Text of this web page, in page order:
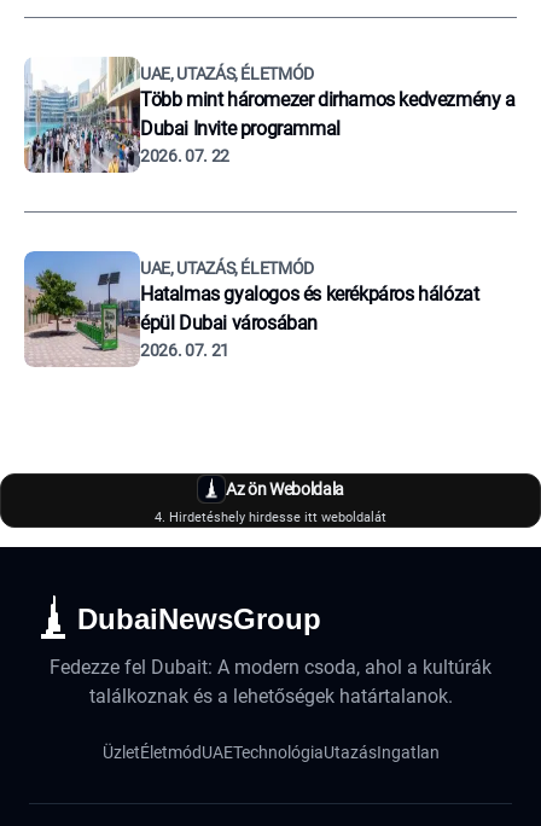
UAE, UTAZÁS, ÉLETMÓD
Több mint háromezer dirhamos kedvezmény a
Dubai Invite programmal
2026. 07. 22
UAE, UTAZÁS, ÉLETMÓD
Hatalmas gyalogos és kerékpáros hálózat
épül Dubai városában
2026. 07. 21
Az ön Weboldala
4. Hirdetéshely hirdesse itt weboldalát
DubaiNewsGroup
Fedezze fel Dubait: A modern csoda, ahol a kultúrák
találkoznak és a lehetőségek határtalanok.
ÜzletÉletmódUAETechnológiaUtazásIngatlan